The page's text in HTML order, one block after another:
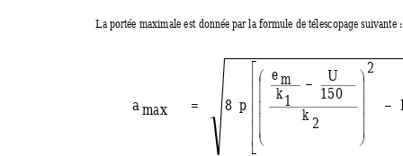
La portée maximale est donnée par la formule de télescopage suivante










−
−
=
k
U
k
m
e
p
a
2
2
150
1
8
max